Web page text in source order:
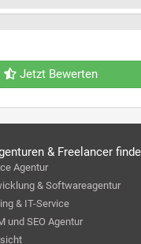
Jetzt Bewerten
& Freelancer
Agentur
& Softwareagentur
& IT-Service
und SEO Agentur